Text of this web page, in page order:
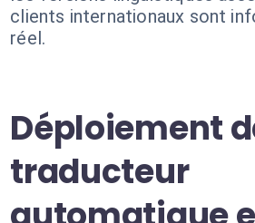
clients internationaux sont
réel.
Déploiement
traducteur